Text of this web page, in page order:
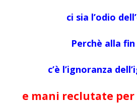
ci sia l’odio
Perchè alla
c’è l’ignoranza
e mani reclutate per